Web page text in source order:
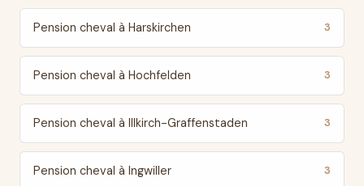
Pension cheval à Harskirchen 3
Pension cheval à Hochfelden 3
Pension cheval à Illkirch-Graffenstaden 3
Pension cheval à Ingwiller 3